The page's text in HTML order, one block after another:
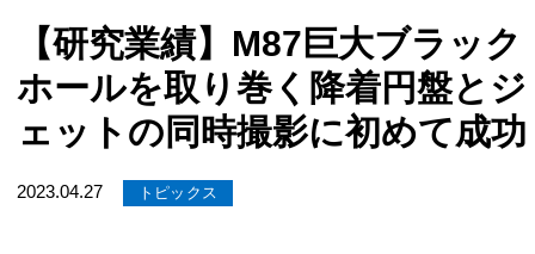
【研究業績】M87巨大ブラック
ホールを取り巻く降着円盤とジ
ェットの同時撮影に初めて成功
2023.04.27 トピックス